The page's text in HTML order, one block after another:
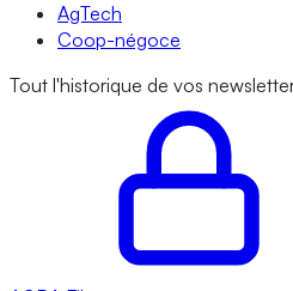
AgTech
Coop-négoce
Tout l'historique de vos